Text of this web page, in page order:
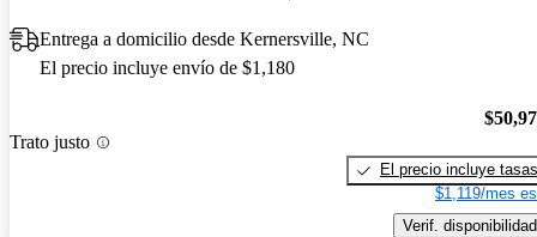
Entrega a domicilio desde Kernersville, NC
El precio incluye envío de $1,180
Trato justo
El precio incluye tasas
$1,119/mes
Verif. disponibilidad